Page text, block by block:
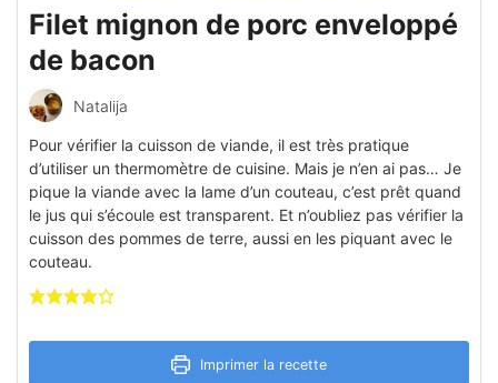
Filet mignon de porc enveloppé
de bacon
Natalija
Pour vérifier la cuisson de viande, il est très pratique
d’utiliser un thermomètre de cuisine. Mais je n’en ai pas… Je
pique la viande avec la lame d’un couteau, c’est prêt quand
le jus qui s’écoule est transparent. Et n’oubliez pas vérifier la
cuisson des pommes de terre, aussi en les piquant avec le
couteau.
Imprimer la recette